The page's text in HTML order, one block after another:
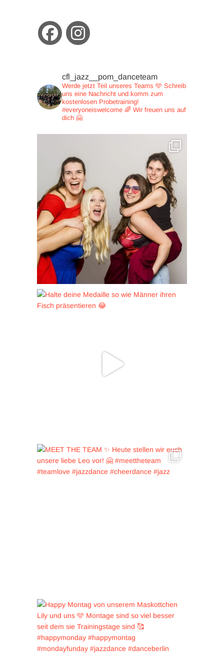
cfl_jazz__pom_danceteam
Werde jetzt Teil unseres Teams 🩵 Schreib
uns eine Nachricht und komm zum
kostenlosen Probetraining!
#everyoneiswelcome 🌈 Wir freuen uns auf
dich 🤗